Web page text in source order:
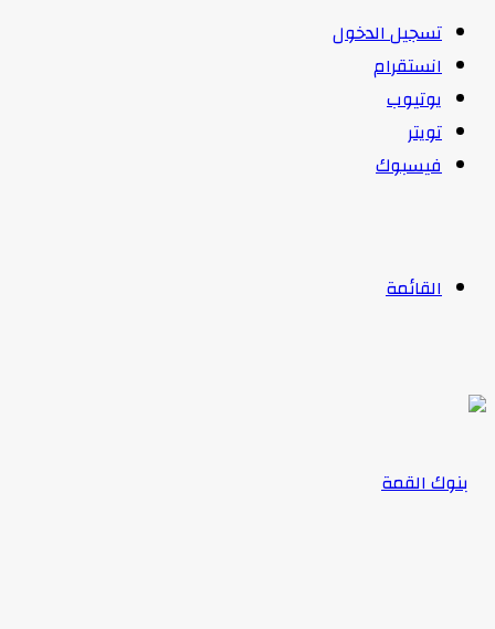
تسجيل الدخول
انستقرام
يوتيوب
تويتر
فيسبوك
القائمة